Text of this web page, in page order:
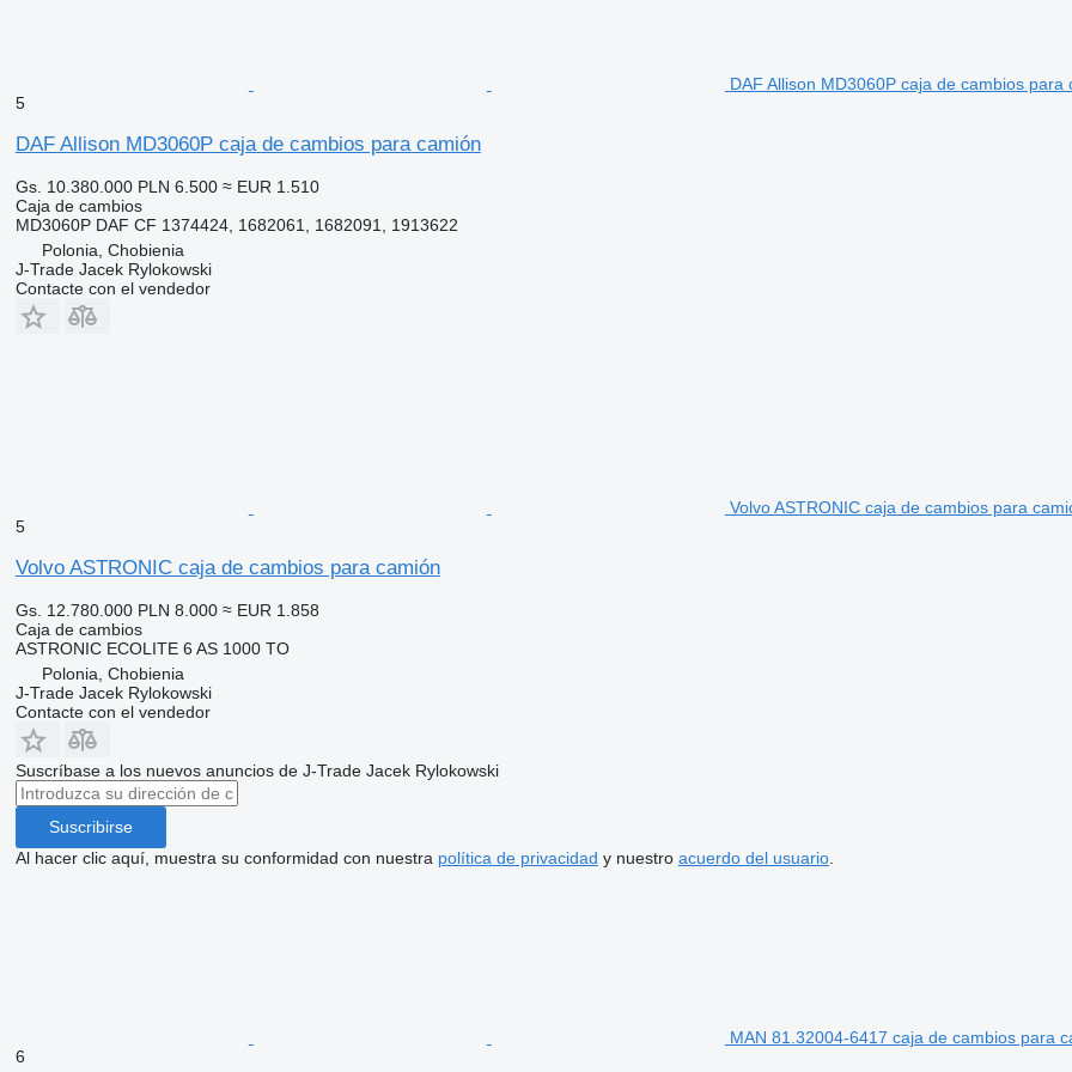
DAF Allison MD3060P caja de cambios para
5
DAF Allison MD3060P caja de cambios para camión
Gs. 10.380.000 PLN 6.500 ≈ EUR 1.510
Caja de cambios
MD3060P DAF CF 1374424, 1682061, 1682091, 1913622
Polonia, Chobienia
J-Trade Jacek Rylokowski
Contacte con el vendedor
Volvo ASTRONIC caja de cambios para
5
Volvo ASTRONIC caja de cambios para camión
Gs. 12.780.000 PLN 8.000 ≈ EUR 1.858
Caja de cambios
ASTRONIC ECOLITE 6 AS 1000 TO
Polonia, Chobienia
J-Trade Jacek Rylokowski
Contacte con el vendedor
Suscríbase a los nuevos anuncios de J-Trade Jacek Rylokowski
Suscribirse
Al hacer clic aquí, muestra su conformidad con nuestra política de privacidad y nuestro acuerdo del usuario.
MAN 81.32004-6417 caja de cambios para
6